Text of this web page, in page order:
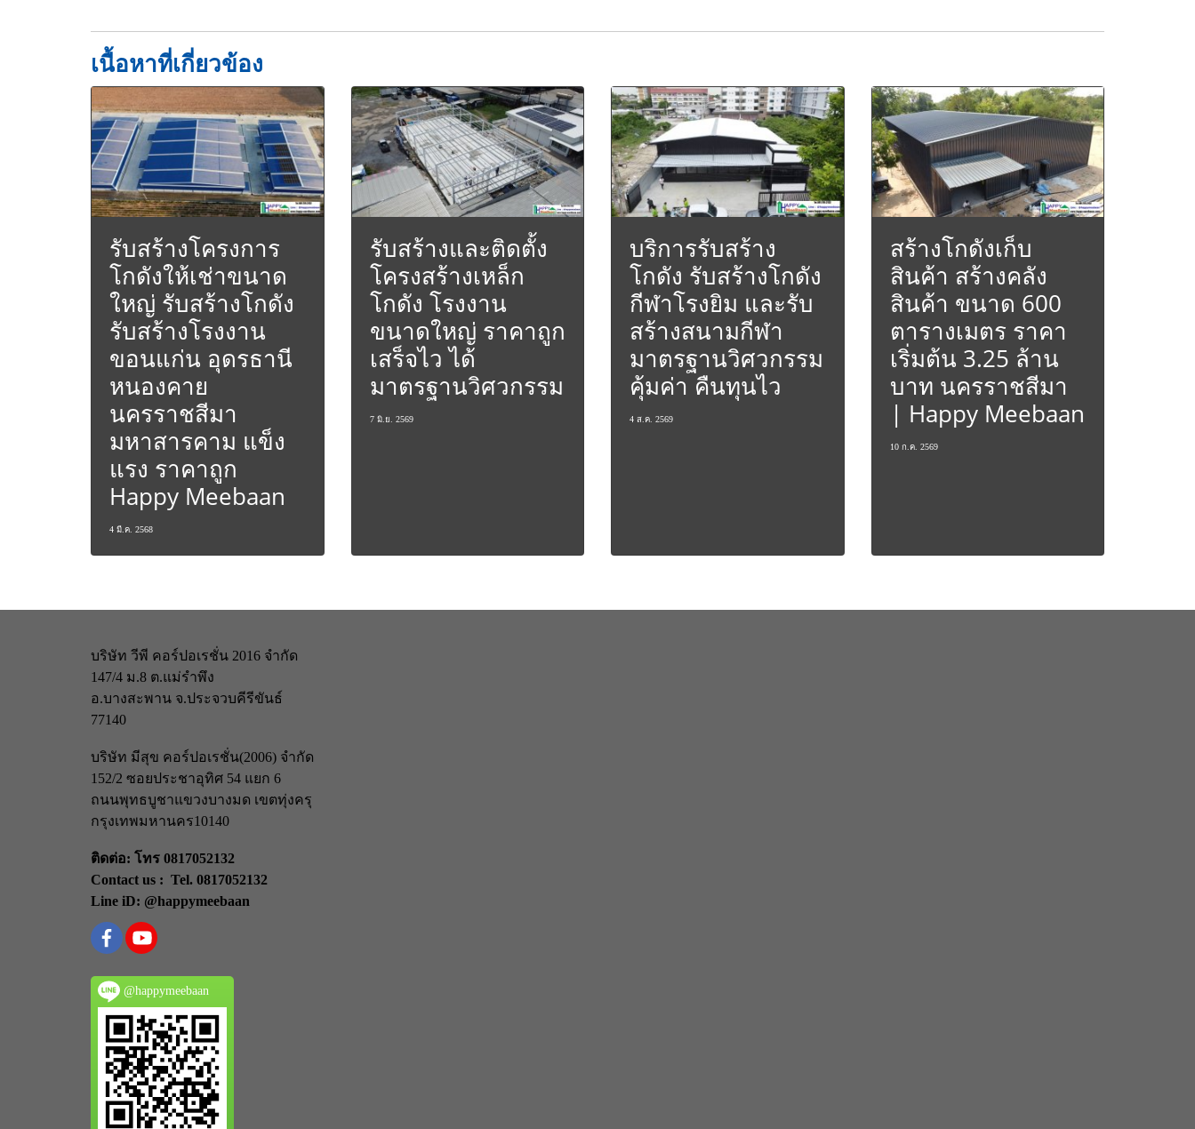
เนื้อหาที่เกี่ยวข้อง
รับสร้างโครงการ
โกดังให้เช่าขนาด
ใหญ่ รับสร้างโกดัง
รับสร้างโรงงาน
ขอนแก่น อุดรธานี
หนองคาย
นครราชสีมา
มหาสารคาม แข็ง
แรง ราคาถูก
Happy Meebaan
4 มี.ค. 2568
รับสร้างและติดตั้ง
โครงสร้างเหล็ก
โกดัง โรงงาน
ขนาดใหญ่ ราคาถูก
เสร็จไว ได้
มาตรฐานวิศวกรรม
7 มิ.ย. 2569
บริการรับสร้าง
โกดัง รับสร้างโกดัง
กีฬาโรงยิม และรับ
สร้างสนามกีฬา
มาตรฐานวิศวกรรม
คุ้มค่า คืนทุนไว
4 ส.ค. 2569
สร้างโกดังเก็บ
สินค้า สร้างคลัง
สินค้า ขนาด 600
ตารางเมตร ราคา
เริ่มต้น 3.25 ล้าน
บาท นครราชสีมา
| Happy Meebaan
10 ก.ค. 2569
บริษัท วีพี คอร์ปอเรชั่น 2016 จำกัด
147/4 ม.8 ต.แม่รำพึง
อ.บางสะพาน จ.ประจวบคีรีขันธ์
77140
บริษัท มีสุข คอร์ปอเรชั่น(2006) จำกัด
152/2 ซอยประชาอุทิศ 54 แยก 6
ถนนพุทธบูชาแขวงบางมด เขตทุ่งครุ
กรุงเทพมหานคร10140
ติดต่อ: โทร 0817052132
Contact us : Tel. 0817052132
Line iD: @happymeebaan
@happymeebaan